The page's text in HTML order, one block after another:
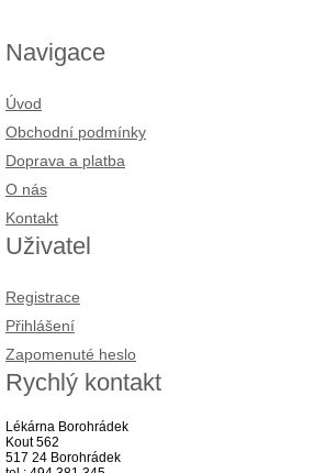
Navigace
Úvod
Obchodní podmínky
Doprava a platba
O nás
Kontakt
Uživatel
Registrace
Přihlášení
Zapomenuté heslo
Rychlý kontakt
Lékárna Borohrádek
Kout 562
517 24 Borohrádek